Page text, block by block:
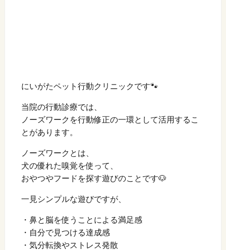
にいがたペット行動クリニックです🐾
当院の行動診療では、
ノーズワークを行動修正の一環として活用するこ
とがあります。
ノーズワークとは、
犬の優れた嗅覚を使って、
おやつやフードを探す遊びのことです🐶
一見シンプルな遊びですが、
・鼻と脳を使うことによる満足感
・自分で見つける達成感
・気分転換やストレス発散